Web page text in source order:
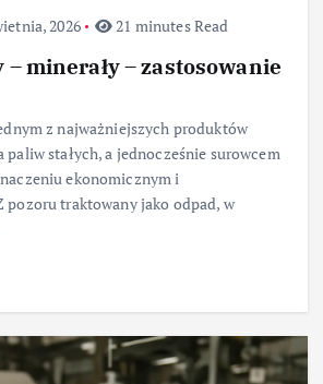
2026 21 minutes Read
– minerały – zastosowanie
z najważniejszych produktów
stałych, a jednocześnie surowcem
ekonomicznym i
pozoru traktowany jako odpad, w